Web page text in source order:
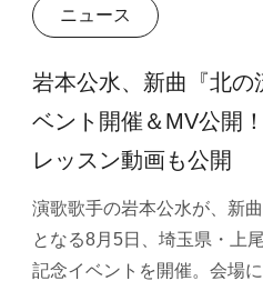
ニュース
岩本公水、新曲『北の
ベント開催＆MV公開
レッスン動画も公開
演歌歌手の岩本公水が、新
となる8月5日、埼玉県・上
記念イベントを開催。会場